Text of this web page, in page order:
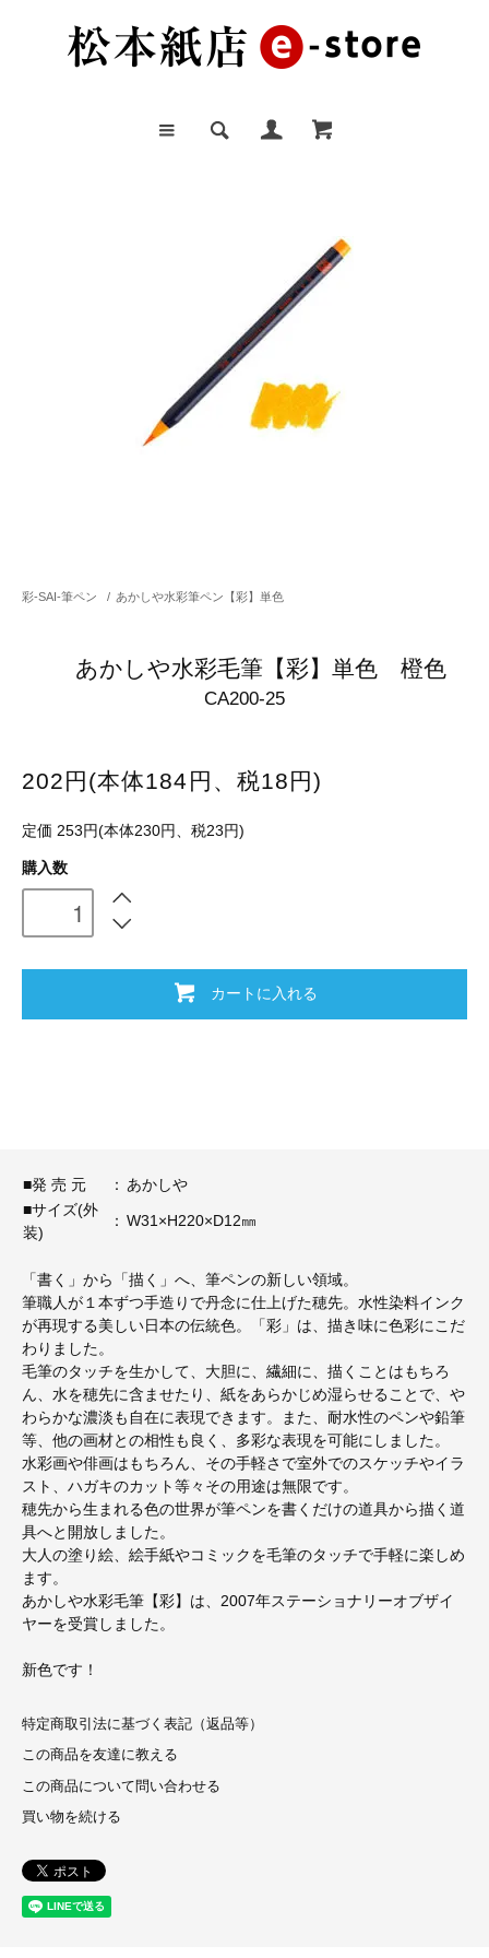
彩-SAI-筆ペン / あかしや水彩筆ペン【彩】単色
あかしや水彩毛筆【彩】単色 橙色
CA200-25
202円(本体184円、税18円)
定価 253円(本体230円、税23円)
購入数
カートに入れる
■発 売 元 ： あかしや
■サイズ(外
装)
： W31×H220×D12㎜
「書く」から「描く」へ、筆ペンの新しい領域。
筆職人が１本ずつ手造りで丹念に仕上げた穂先。水性染料インク
が再現する美しい日本の伝統色。「彩」は、描き味に色彩にこだ
わりました。
毛筆のタッチを生かして、大胆に、繊細に、描くことはもちろ
ん、水を穂先に含ませたり、紙をあらかじめ湿らせることで、や
わらかな濃淡も自在に表現できます。また、耐水性のペンや鉛筆
等、他の画材との相性も良く、多彩な表現を可能にしました。
水彩画や俳画はもちろん、その手軽さで室外でのスケッチやイラ
スト、ハガキのカット等々その用途は無限です。
穂先から生まれる色の世界が筆ペンを書くだけの道具から描く道
具へと開放しました。
大人の塗り絵、絵手紙やコミックを毛筆のタッチで手軽に楽しめ
ます。
あかしや水彩毛筆【彩】は、2007年ステーショナリーオブザイ
ヤーを受賞しました。
新色です！
特定商取引法に基づく表記（返品等）
この商品を友達に教える
この商品について問い合わせる
買い物を続ける